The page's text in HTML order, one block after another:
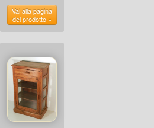
Vai alla pagina
del prodotto »